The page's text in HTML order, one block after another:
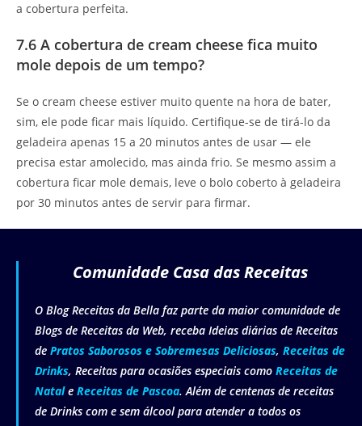
a cobertura perfeita.
7.6 A cobertura de cream cheese fica muito
mole depois de um tempo?
Se o cream cheese estiver muito quente na hora de bater,
sim, ele pode ficar mais líquido. Certifique-se de tirá-lo da
geladeira apenas 15 a 20 minutos antes de usar — ele
precisa estar amolecido, mas ainda frio. Se mesmo assim a
cobertura ficar mole demais, leve o bolo coberto à geladeira
por 30 minutos antes de servir para firmar.
Comunidade Casa das Receitas
O Blog Receitas da Bella faz parte da maior comunidade de
Blogs de Receitas da Web, receba Ideias diárias de Receitas
de Pratos Saborosos e Sobremesas Deliciosas, Receitas de
Drinks, Receitas para ocasiões especiais como Receitas de
Natale Receitas de Pascoa. Além de centenas de receitas
de Drinks com e sem álcool para atender a todos os